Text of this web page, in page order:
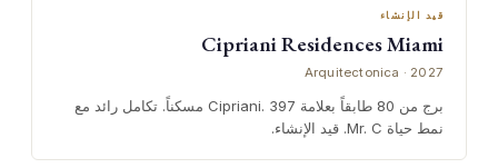
قيد الإنشاء
Cipriani Residences Miami
Arquitectonica · 2027
برج من 80 طابقاً بعلامة Cipriani. 397 مسكناً. تكامل رائد مع
نمط حياة Mr. C. قيد الإنشاء.